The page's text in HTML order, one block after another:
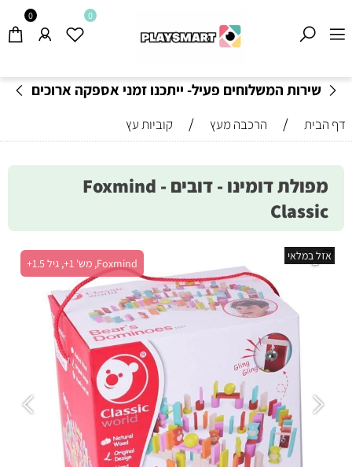
שירות המשלוחים פעיל- ייתכנו זמני אספקה ארוכים
0 0
דף הבית / הרכבה מעץ / קוביות עץ
מפולת דומינו - דובים - Foxmind
Classic
Foxmind, מש' 1+, גיל 1.5+
אזל במלאי